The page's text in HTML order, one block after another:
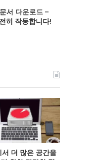
서 다운로드 –
히 작동합니다!
더 많은 공간을